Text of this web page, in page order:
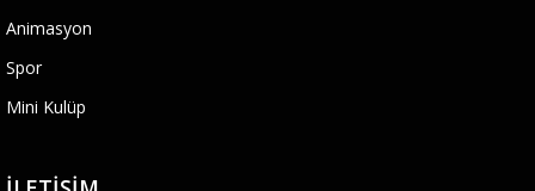
Animasyon
Spor
Mini Kulüp